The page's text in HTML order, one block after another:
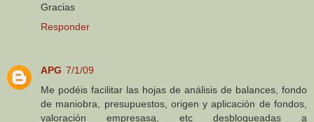
Gracias
Responder
APG 7/1/09
Me podéis facilitar las hojas de análisis de balances, fondo
de maniobra, presupuestos, origen y aplicación de fondos,
valoración empresasa, etc desbloqueadas a